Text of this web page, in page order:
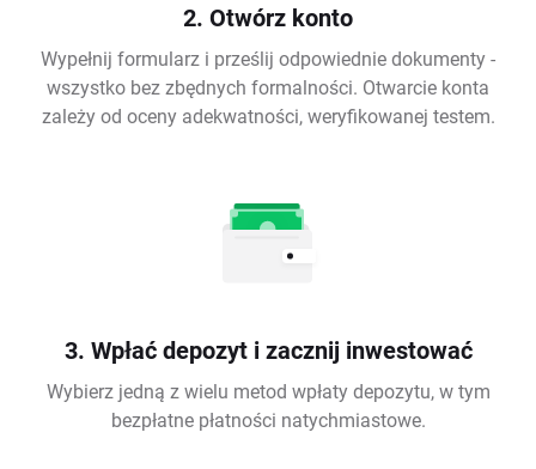
2. Otwórz konto
Wypełnij formularz i prześlij odpowiednie dokumenty -
wszystko bez zbędnych formalności. Otwarcie konta
zależy od oceny adekwatności, weryfikowanej testem.
3. Wpłać depozyt i zacznij inwestować
Wybierz jedną z wielu metod wpłaty depozytu, w tym
bezpłatne płatności natychmiastowe.